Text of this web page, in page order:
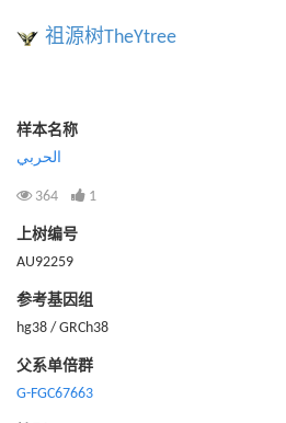
祖源树TheYtree
样本名称
الحربي
364 1
上树编号
AU92259
参考基因组
hg38 / GRCh38
父系单倍群
G-FGC67663